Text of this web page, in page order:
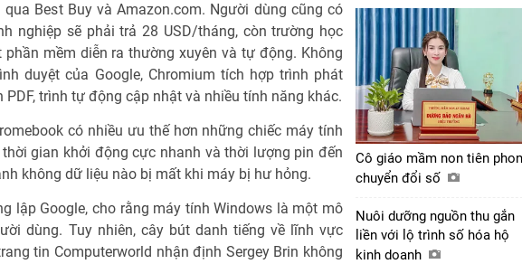
Best Buy và Amazon.com. Người dùng cũng có
nghiệp sẽ phải trả 28 USD/tháng, còn trường học
mềm diễn ra thường xuyên và tự động. Không
duyệt của Google, Chromium tích hợp trình phát
trình tự động cập nhật và nhiều tính năng khác.
có nhiều ưu thế hơn những chiếc máy tính
thời gian khởi động cực nhanh và thời lượng pin đến
không dữ liệu nào bị mất khi máy bị hư hỏng.
lập Google, cho rằng máy tính Windows là một mô
dùng. Tuy nhiên, cây bút danh tiếng về lĩnh vực
tin Computerworld nhận định Sergey Brin không
Cô giáo mầm non tiên
chuyển đổi số
Nuôi dưỡng nguồn thu gắn
liền với lộ trình số hóa hộ
kinh doanh